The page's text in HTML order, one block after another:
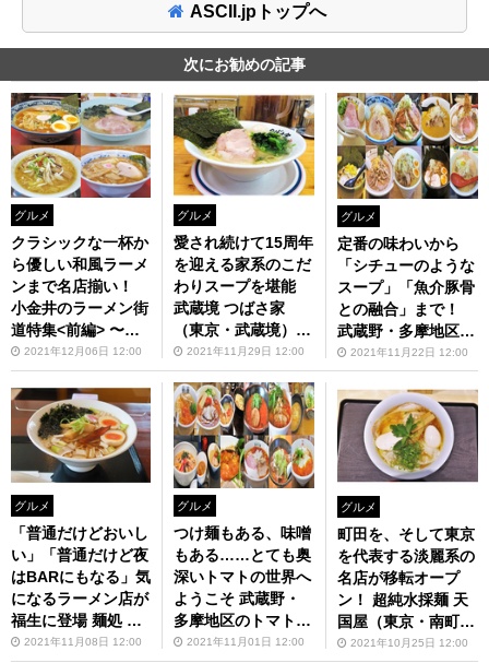
ASCII.jpトップへ
次にお勧めの記事
グルメ
クラシックな一杯か
ら優しい和風ラーメ
ンまで名店揃い！
小金井のラーメン街
道特集<前編> 〜新
小金井街道編〜【Z
ATSUのオスス麺 in
武蔵野・多摩】第83
回
2021年12月06日 12:00
グルメ
愛され続けて15周年
を迎える家系のこだ
わりスープを堪能
武蔵境 つばさ家
（東京・武蔵境）
【ZATSUのオスス
麺 in 武蔵野・多
摩】第82回
2021年11月29日 12:00
グルメ
定番の味わいから
「シチューのような
スープ」「魚介豚骨
との融合」まで！
武蔵野・多摩地区で
食べられる美味しい
味噌ラーメン特集
【ZATSUのオスス
麺 in 武蔵野・多
摩】第81回
2021年11月22日 12:00
グルメ
「普通だけどおいし
い」「普通だけど夜
はBARにもなる」気
になるラーメン店が
福生に登場 麺処 し
んすけ（東京・福
2021年11月08日 12:00
グルメ
つけ麺もある、味噌
もある……とても奥
深いトマトの世界へ
ようこそ 武蔵野・
多摩地区のトマトラ
ーメン特集【ZATS
2021年11月01日 12:00
グルメ
町田を、そして東京
を代表する淡麗系の
名店が移転オープ
ン！ 超純水採麺 天
国屋（東京・南町田
グランベリーパー
2021年10月25日 12:00